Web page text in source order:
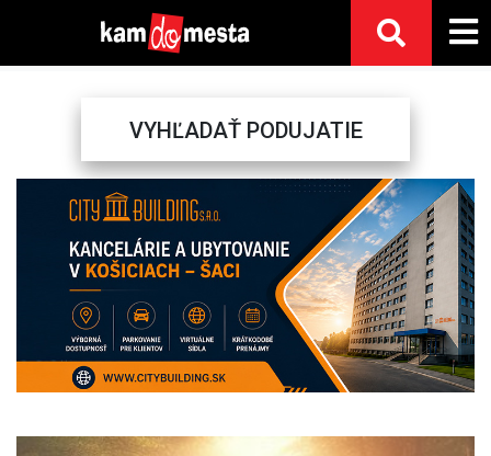
VYHĽADAŤ PODUJATIE
Previous Next